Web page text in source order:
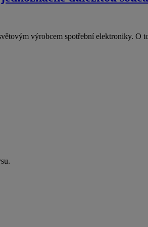
výrobcem spotřební elektroniky. O